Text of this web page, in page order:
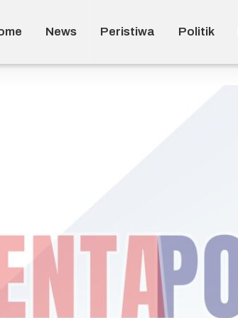
News Peristiwa Politik